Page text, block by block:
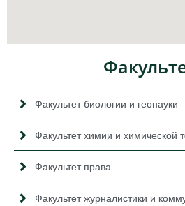
Факультет биологии и геонауки
Факультет химии и химической
Факультет права
Факультет журналистики и